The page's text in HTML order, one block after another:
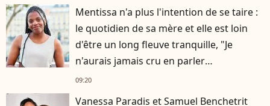
Mentissa n'a plus l'intention de se taire :
le quotidien de sa mère et elle est loin
d'être un long fleuve tranquille, "Je
n'aurais jamais cru en parler
publiquement"
09:20
Vanessa Paradis et Samuel Benchetrit